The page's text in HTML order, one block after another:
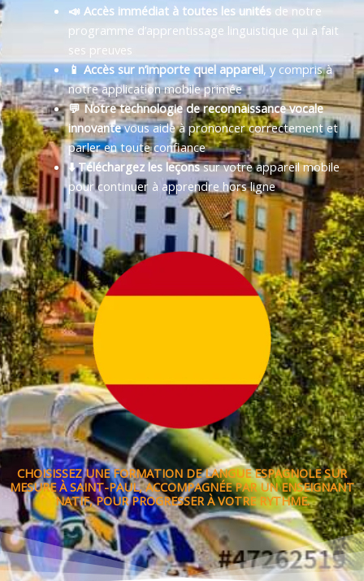
📣 Accès immédiat à toutes les unitésde notre
programme d’apprentissage linguistique qui a fait
ses preuves
📱 Accès sur n’importe quel appareil, y compris à
notre application mobile primée
💬 Notre technologie de reconnaissance vocale
innovantevous aide à prononcer correctement et
parler en toute confiance
⬇️ Téléchargez les leçonssur votre appareil mobile
pour continuer à apprendre hors ligne
CHOISISSEZ UNE FORMATION DE LANGUE ESPAGNOLE SUR
MESURE À SAINT-PAUL, ACCOMPAGNÉE PAR UN ENSEIGNANT
NATIF, POUR PROGRESSER À VOTRE RYTHME.